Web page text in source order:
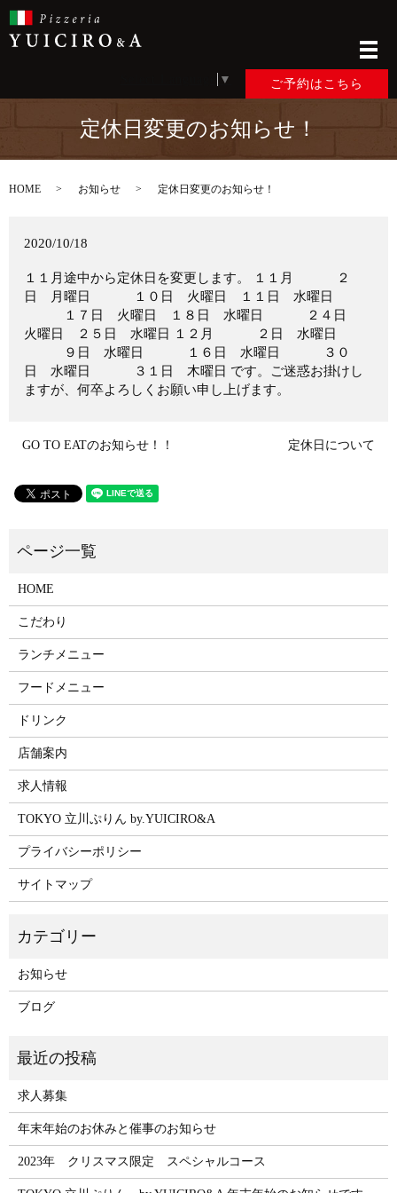
▼ ご予約はこちら
メ
定休日変更のお知らせ！
HOME お知らせ 定休日変更のお知らせ！
2020/10/18
１１月途中から定休日を変更します。 １１月 ２
日 月曜日 １０日 火曜日 １１日 水曜日
１７日 火曜日 １８日 水曜日 ２４日
火曜日 ２５日 水曜日 １２月 ２日 水曜日
９日 水曜日 １６日 水曜日 ３０
日 水曜日 ３１日 木曜日 です。ご迷惑お掛けし
ますが、何卒よろしくお願い申し上げます。
GO TO EATのお知らせ！！ 定休日について
HOME
こだわり
ランチメニュー
フードメニュー
ドリンク
店舗案内
求人情報
TOKYO 立川ぷりん by.YUICIRO&A
プライバシーポリシー
サイトマップ
お知らせ
ブログ
求人募集
年末年始のお休みと催事のお知らせ
2023年 クリスマス限定 スペシャルコース